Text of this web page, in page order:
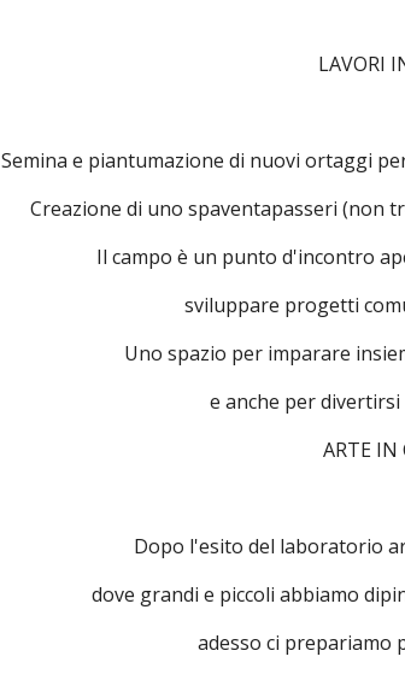
LAVORI
Semina e piantumazione di nuovi ortaggi
Creazione di uno spaventapasseri (non
Il campo è un punto d'incontro
sviluppare progetti
Uno spazio per imparare
e anche per
ARTE IN
Dopo l'esito del laboratorio
dove grandi e piccoli abbiamo
adesso ci prepariamo